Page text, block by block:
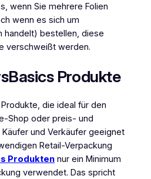
wenn Sie mehrere Folien
wenn es sich um
handelt) bestellen, diese
verschweißt werden.
Produkte
die ideal für den
Shop oder preis- und
und Verkäufer geeignet
Retail-Verpackung
Produktennur ein Minimum
verwendet. Das spricht